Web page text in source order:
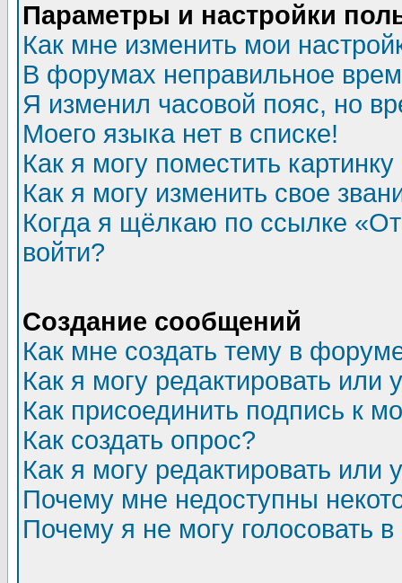
Параметры и настройки
Как мне изменить мои
В форумах неправильное
Я изменил часовой пояс, но
Моего языка нет в списке!
Как я могу поместить
Как я могу изменить свое
Когда я щёлкаю по ссылке
войти?
Создание сообщений
Как мне создать тему в
Как я могу редактировать или
Как присоединить подпись к
Как создать опрос?
Как я могу редактировать или
Почему мне недоступны
Почему я не могу голосовать